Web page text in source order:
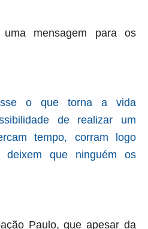
mensagem para os
o que torna a vida
de realizar um
tempo, corram logo
que ninguém os
Paulo, que apesar da